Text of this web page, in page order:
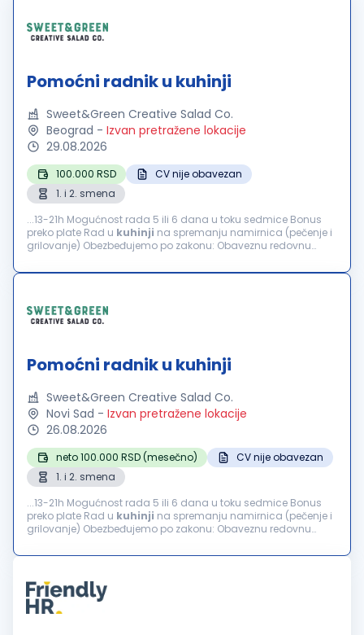
Pomoćni radnik u kuhinji
Sweet&Green Creative Salad Co.
Beograd - Izvan pretražene lokacije
29.08.2026
100.000 RSD
CV nije obavezan
1. i 2. smena
...13-21h Mogućnost rada 5 ili 6 dana u toku sedmice Bonus
preko plate Rad u kuhinji na spremanju namirnica (pečenje i
grilovanje) Obezbeđujemo po zakonu: Obaveznu redovnu
Pomoćni radnik u kuhinji
Sweet&Green Creative Salad Co.
Novi Sad - Izvan pretražene lokacije
26.08.2026
neto 100.000 RSD (mesečno)
CV nije obavezan
1. i 2. smena
...13-21h Mogućnost rada 5 ili 6 dana u toku sedmice Bonus
preko plate Rad u kuhinji na spremanju namirnica (pečenje i
grilovanje) Obezbeđujemo po zakonu: Obaveznu redovnu